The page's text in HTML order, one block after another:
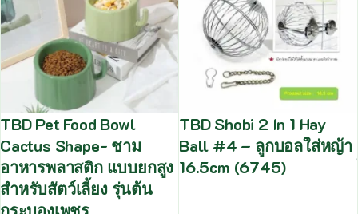
TBD Pet Food Bowl
Cactus Shape- ชาม
อาหารพลาสติก แบบยกสูง
สำหรับสัตว์เลี้ยง รุ่นต้น
TBD Shobi 2 In 1 Hay
Ball #4 – ลูกบอลใส่หญ้า
16.5cm (6745)